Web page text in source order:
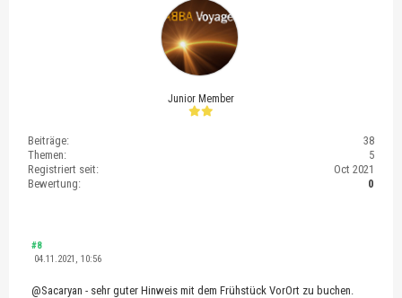
Junior Member
Beiträge:
38
Themen:
5
Registriert seit:
Oct 2021
Bewertung:
0
#8
04.11.2021, 10:56
@Sacaryan - sehr guter Hinweis mit dem Frühstück VorOrt zu buchen.